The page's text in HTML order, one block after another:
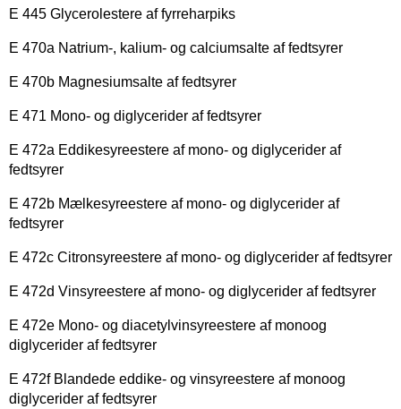
E 445 Glycerolestere af fyrreharpiks
E 470a Natrium-, kalium- og calciumsalte af fedtsyrer
E 470b Magnesiumsalte af fedtsyrer
E 471 Mono- og diglycerider af fedtsyrer
E 472a Eddikesyreestere af mono- og diglycerider af
fedtsyrer
E 472b Mælkesyreestere af mono- og diglycerider af
fedtsyrer
E 472c Citronsyreestere af mono- og diglycerider af fedtsyrer
E 472d Vinsyreestere af mono- og diglycerider af fedtsyrer
E 472e Mono- og diacetylvinsyreestere af monoog
diglycerider af fedtsyrer
E 472f Blandede eddike- og vinsyreestere af monoog
diglycerider af fedtsyrer